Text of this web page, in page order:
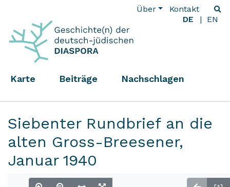
Über
Kontakt
DE
EN
Karte Beiträge Nachschlagen
Siebenter Rundbrief an die
alten Gross-Breesener,
Januar 1940